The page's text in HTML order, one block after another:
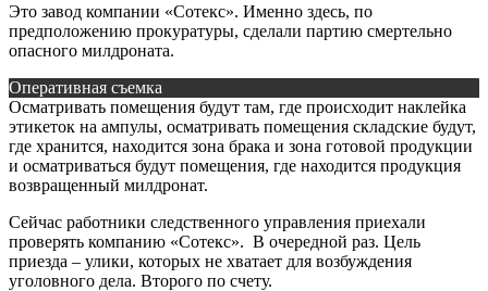
Это завод компании «Сотекс». Именно здесь, по
предположению прокуратуры, сделали партию смертельно
опасного милдроната.
Оперативная съемка
Осматривать помещения будут там, где происходит наклейка
этикеток на ампулы, осматривать помещения складские будут,
где хранится, находится зона брака и зона готовой продукции
и осматриваться будут помещения, где находится продукция
возвращенный милдронат.
Сейчас работники следственного управления приехали
проверять компанию «Сотекс». В очередной раз. Цель
приезда – улики, которых не хватает для возбуждения
уголовного дела. Второго по счету.